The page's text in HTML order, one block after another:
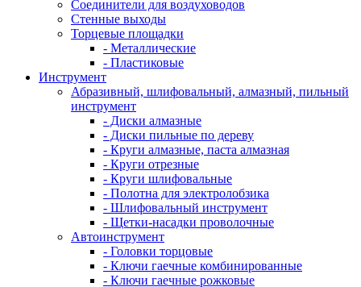
Соединители для воздуховодов
Стенные выходы
Торцевые площадки
- Металлические
- Пластиковые
Инструмент
Абразивный, шлифовальный, алмазный, пильный
инструмент
- Диски алмазные
- Диски пильные по дереву
- Круги алмазные, паста алмазная
- Круги отрезные
- Круги шлифовальные
- Полотна для электролобзика
- Шлифовальный инструмент
- Щетки-насадки проволочные
Автоинструмент
- Головки торцовые
- Ключи гаечные комбинированные
- Ключи гаечные рожковые